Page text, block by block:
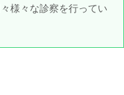
様々な診察を行ってい